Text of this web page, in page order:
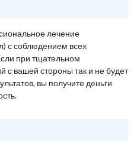
лечение
с соблюдением всех
при тщательном
с вашей стороны так и не будет
вы получите деньги